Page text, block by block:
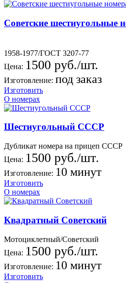
Советские шестиугольные
1958-1977/ГОСТ 3207-77
Цена: 1500 руб./шт.
Изготовление: под заказ
Изготовить
О номерах
Шестиугольный СССР
Дубликат номера на прицеп СССР
Цена: 1500 руб./шт.
Изготовление: 10 минут
Изготовить
О номерах
Квадратный Советский
Мотоциклетный/Советский
Цена: 1500 руб./шт.
Изготовление: 10 минут
Изготовить